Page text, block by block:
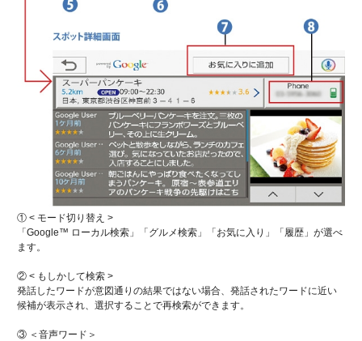
① < モード切り替え >
「Google™ ローカル検索」「グルメ検索」「お気に入り」「履歴」が選べ
ます。
② < もしかして検索 >
発話したワードが意図通りの結果ではない場合、発話されたワードに近い
候補が表示され、選択することで再検索ができます。
③ ＜音声ワード＞